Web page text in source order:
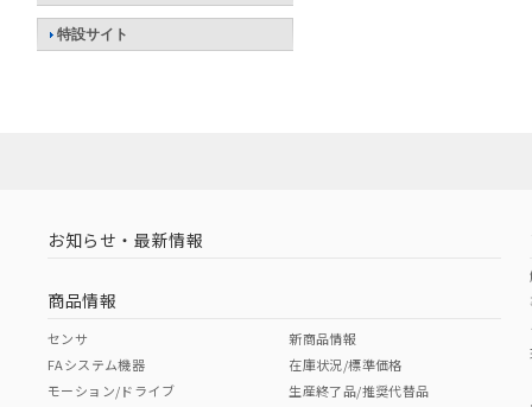
特設サイト
お知らせ・最新情報
商品情報
センサ
FAシステム機器
モーション/ドライブ
新商品情報
在庫状況/標準価格
生産終了品/推奨代替品